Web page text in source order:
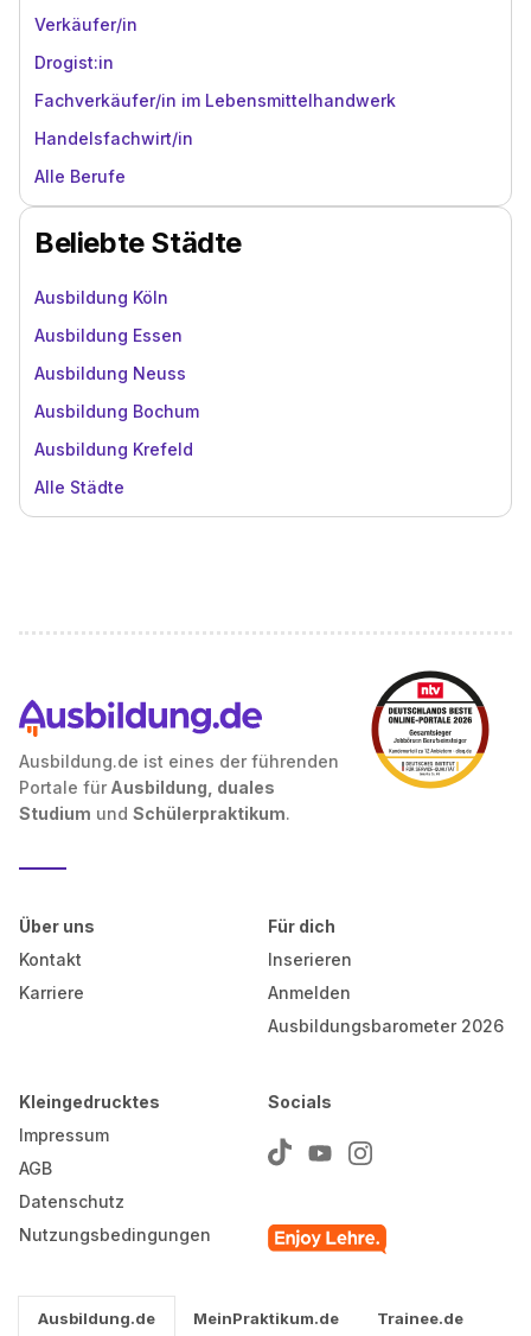
Verkäufer/in
Drogist:in
Fachverkäufer/in im Lebensmittelhandwerk
Handelsfachwirt/in
Alle Berufe
Beliebte Städte
Ausbildung Köln
Ausbildung Essen
Ausbildung Neuss
Ausbildung Bochum
Ausbildung Krefeld
Alle Städte
Ausbildung.de ist eines der führenden
Portale für Ausbildung, duales
Studium und Schülerpraktikum.
Über uns
Kontakt
Karriere
Für dich
Inserieren
Anmelden
Ausbildungsbarometer 2026
Kleingedrucktes
Impressum
AGB
Datenschutz
Nutzungsbedingungen
Socials
Ausbildung.de MeinPraktikum.de Trainee.de